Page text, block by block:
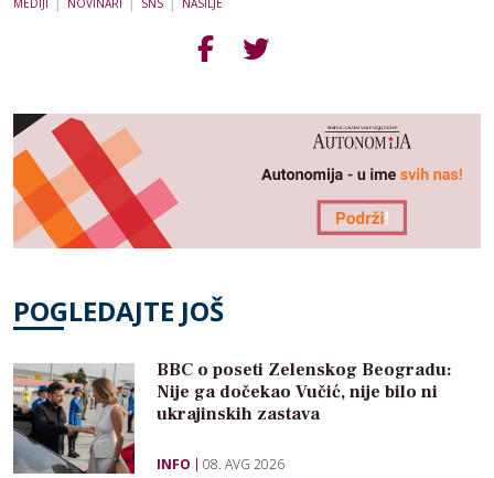
MEDIJI NOVINARI SNS NASILJE
POGLEDAJTE JOŠ
BBC o poseti Zelenskog Beogradu:
Nije ga dočekao Vučić, nije bilo ni
ukrajinskih zastava
INFO 08. AVG 2026